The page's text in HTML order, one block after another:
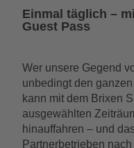
Einmal täglich –
Guest Pass
Wer unsere Gegend
unbedingt den
kann mit dem Brixen
ausgewählten
hinauffahren – und
Partnerbetrieben